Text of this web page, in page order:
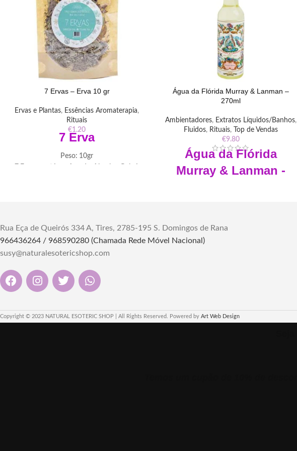
7 Ervas – Erva 10 gr
Ervas e Plantas, Essências Aromaterapia,
Rituais
€1.20
7 Erva
Peso: 10gr
quebrando feitiços, maldições e dissipando
inveja e olho gordo.
Para adicionar ao banho , fazer uma infusão
defumação.
7 Forças Sagradas, Ervas dos Orixás, Anti
limpeza de energias, afastam o mal,
quebrando feitiços, maldições e dissipando
Água da Flórida Murray & Lanman –
270ml
Ambientadores, Extratos Líquidos/Banhos,
Fluidos, Rituais,
Top de Vendas
€9.80
Água da Flórida
Murray & Lanman -
Florida Water é uma colónia muito
poderosa para limpeza espiritual, contra
Rua Eça de Queirós 334 A, Tires, 2785-195 S. Domingos de Rana
966436264 / 968590280 (Chamada Rede Móvel Nacional)
susy@naturalesotericshop.com
Copyright © 2023 NATURAL ESOTERIC SHOP | All Rights Reserved. Powered by Art Web Design